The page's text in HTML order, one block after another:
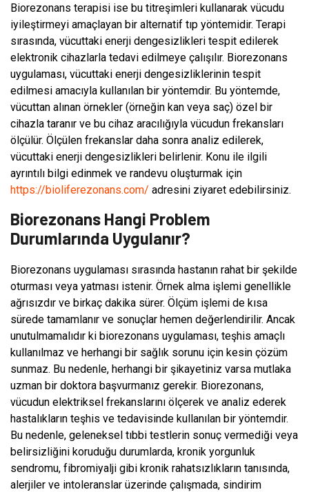
Biorezonans terapisi ise bu titreşimleri kullanarak vücudu
iyileştirmeyi amaçlayan bir alternatif tıp yöntemidir. Terapi
sırasında, vücuttaki enerji dengesizlikleri tespit edilerek
elektronik cihazlarla tedavi edilmeye çalışılır. Biorezonans
uygulaması, vücuttaki enerji dengesizliklerinin tespit
edilmesi amacıyla kullanılan bir yöntemdir. Bu yöntemde,
vücuttan alınan örnekler (örneğin kan veya saç) özel bir
cihazla taranır ve bu cihaz aracılığıyla vücudun frekansları
ölçülür. Ölçülen frekanslar daha sonra analiz edilerek,
vücuttaki enerji dengesizlikleri belirlenir. Konu ile ilgili
ayrıntılı bilgi edinmek ve randevu oluşturmak için
https://bioliferezonans.com/ adresini ziyaret edebilirsiniz.
Biorezonans Hangi Problem
Durumlarında Uygulanır?
Biorezonans uygulaması sırasında hastanın rahat bir şekilde
oturması veya yatması istenir. Örnek alma işlemi genellikle
ağrısızdır ve birkaç dakika sürer. Ölçüm işlemi de kısa
sürede tamamlanır ve sonuçlar hemen değerlendirilir. Ancak
unutulmamalıdır ki biorezonans uygulaması, teşhis amaçlı
kullanılmaz ve herhangi bir sağlık sorunu için kesin çözüm
sunmaz. Bu nedenle, herhangi bir şikayetiniz varsa mutlaka
uzman bir doktora başvurmanız gerekir. Biorezonans,
vücudun elektriksel frekanslarını ölçerek ve analiz ederek
hastalıkların teşhis ve tedavisinde kullanılan bir yöntemdir.
Bu nedenle, geleneksel tıbbi testlerin sonuç vermediği veya
belirsizliğini koruduğu durumlarda, kronik yorgunluk
sendromu, fibromiyalji gibi kronik rahatsızlıkların tanısında,
alerjiler ve intoleranslar üzerinde çalışmada, sindirim